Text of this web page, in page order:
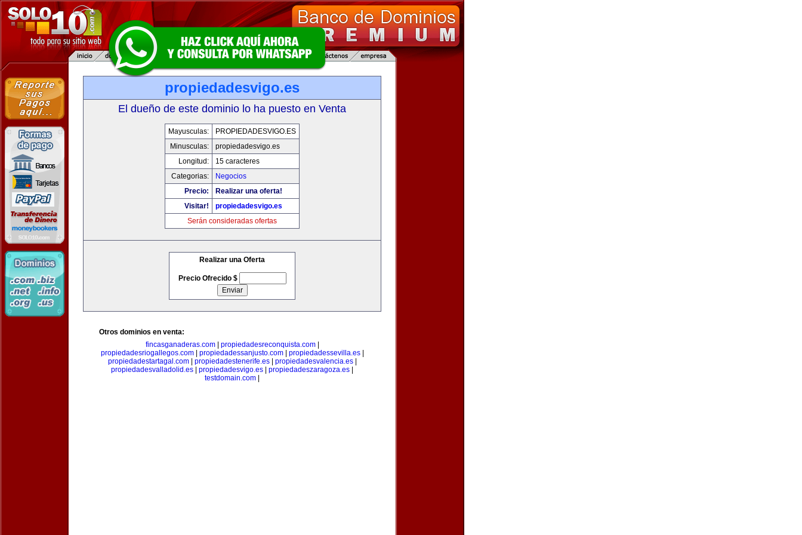
propiedadesvigo.es
El dueño de este dominio lo ha puesto en Venta
Mayusculas:
PROPIEDADESVIGO.ES
Minusculas:
propiedadesvigo.es
Longitud:
15 caracteres
Categorias:
Negocios
Precio:
Realizar una oferta!
Visitar!
propiedadesvigo.es
Serán consideradas ofertas
Realizar una Oferta
Precio Ofrecido $
Otros dominios en venta:
fincasganaderas.com| propiedadesreconquista.com|
propiedadesriogallegos.com| propiedadessanjusto.com| propiedadessevilla.es|
propiedadestartagal.com| propiedadestenerife.es| propiedadesvalencia.es|
propiedadesvalladolid.es
propiedadesvigo.es propiedadeszaragoza.es
testdomain.com